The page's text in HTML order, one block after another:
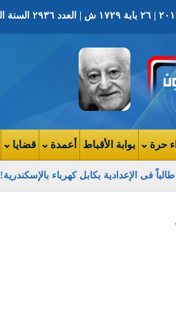
حرة بوابة الأقباط أعمدة قضايا
فى الإعدادية بكابل كهرباء بالإسكندرية!